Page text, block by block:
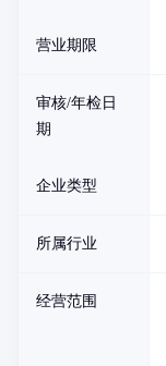
营业期限
审核/年检日
期
企业类型
所属行业
经营范围